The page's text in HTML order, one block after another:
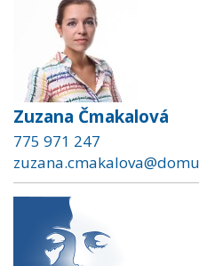
Zuzana Čmakalová
775 971 247